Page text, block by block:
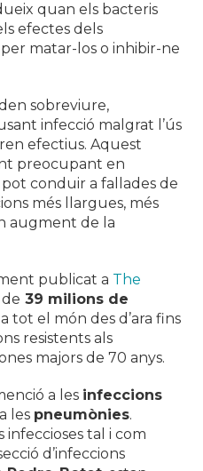
quan els bacteris
efectes dels
matar-los o inhibir-ne
sobreviure,
infecció malgrat l’ús
efectius. Aquest
preocupant en
conduir a fallades de
més llargues, més
augment de la
publicat a The
39 milions de
tot el món des d’ara fins
resistents als
majors de 70 anys.
a les infeccions
les pneumònies.
tal i com
d’infeccions